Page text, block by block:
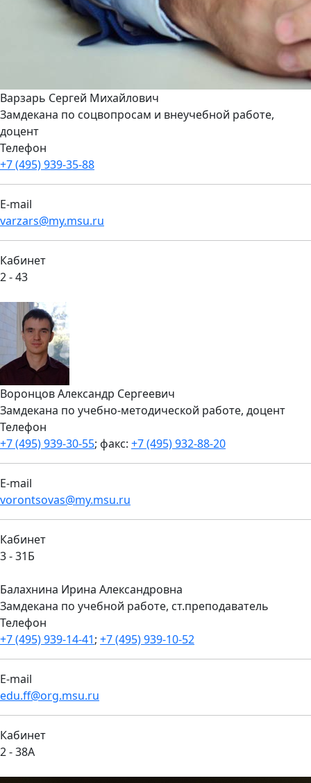
Варзарь Сергей Михайлович
Замдекана по соцвопросам и внеучебной работе,
доцент
Телефон
+7 (495) 939-35-88
E-mail
varzars@my.msu.ru
Кабинет
2 - 43
Воронцов Александр Сергеевич
Замдекана по учебно-методической работе, доцент
Телефон
+7 (495) 939-30-55; факс: +7 (495) 932-88-20
E-mail
vorontsovas@my.msu.ru
Кабинет
3 - 31Б
Балахнина Ирина Александровна
Замдекана по учебной работе, ст.преподаватель
Телефон
+7 (495) 939-14-41; +7 (495) 939-10-52
E-mail
edu.ff@org.msu.ru
Кабинет
2 - 38А